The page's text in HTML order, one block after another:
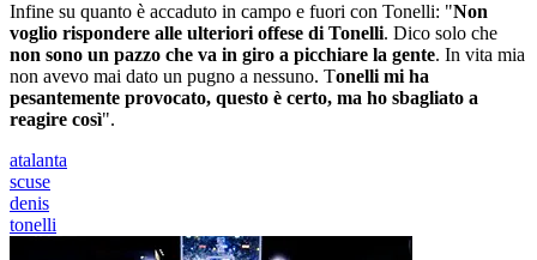
Infine su quanto è accaduto in campo e fuori con Tonelli: "Non
voglio rispondere alle ulteriori offese di Tonelli. Dico solo che
non sono un pazzo che va in giro a picchiare la gente. In vita mia
non avevo mai dato un pugno a nessuno. Tonelli mi ha
pesantemente provocato, questo è certo, ma ho sbagliato a
reagire così".
atalanta
scuse
denis
tonelli